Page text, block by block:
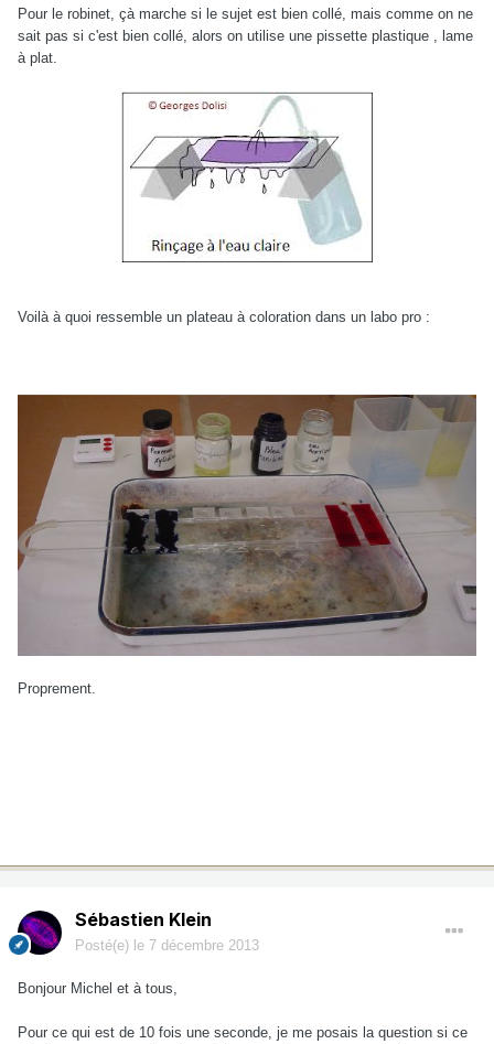
Pour le robinet, çà marche si le sujet est bien collé, mais comme on ne
sait pas si c'est bien collé, alors on utilise une pissette plastique , lame
à plat.
Voilà à quoi ressemble un plateau à coloration dans un labo pro :
Proprement.
Sébastien Klein
Posté(e) le 7 décembre 2013
Bonjour Michel et à tous,
Pour ce qui est de 10 fois une seconde, je me posais la question si ce